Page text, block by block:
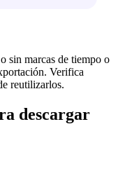
sin marcas de tiempo o
Verifica
reutilizarlos.
descargar